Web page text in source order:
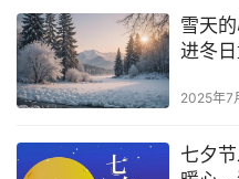
雪天
进冬
2025年7
七夕